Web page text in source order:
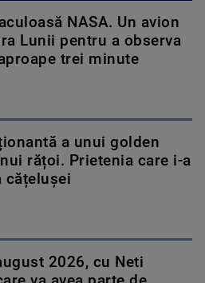
NASA. Un avion
Lunii pentru a observa
trei minute
a unui golden
rățoi. Prietenia care i-a
cățelușei
2026, cu Neti